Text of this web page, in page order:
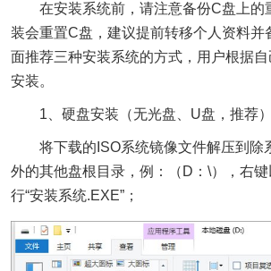
在安装系统前，请注意备份C盘上的
装会重置C盘，建议提前转移个人资料并
面推荐三种安装系统的方式，用户根据
安装。
1、硬盘安装（无光盘、U盘，推荐）
将下载的ISO系统镜像文件解压到除
外的其他盘根目录，例：（D：\），右
行“安装系统.EXE”；